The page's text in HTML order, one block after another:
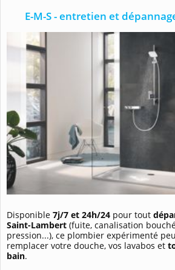
E-M-S - entretien et
Disponible 7j/7 et 24h/24 pour tout
Saint-Lambert (fuite, canalisation
pression...), ce plombier expérimenté
remplacer votre douche, vos lavabos et
bain.